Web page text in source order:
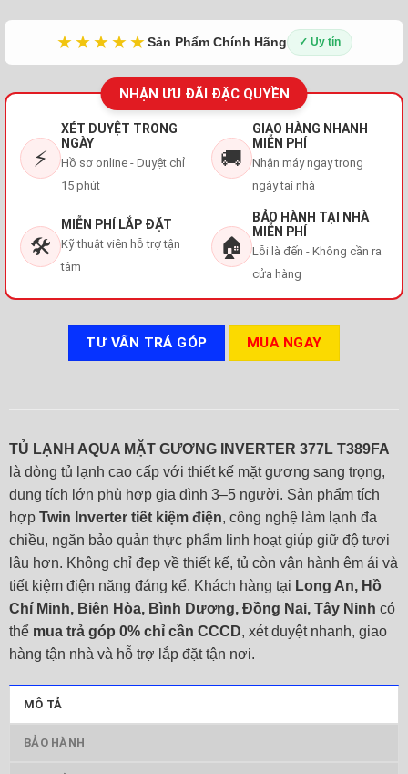
★★★★★Sản Phẩm Chính Hãng ✓ Uy tín
NHẬN ƯU ĐÃI ĐẶC QUYỀN
⚡
XÉT DUYỆT TRONG
NGÀY
Hồ sơ online - Duyệt chỉ
15 phút
🚚
GIAO HÀNG NHANH
MIỄN PHÍ
Nhận máy ngay trong
ngày tại nhà
🛠️
MIỄN PHÍ LẮP ĐẶT
Kỹ thuật viên hỗ trợ tận
tâm
🏠
BẢO HÀNH TẠI NHÀ
MIỄN PHÍ
Lỗi là đến - Không cần ra
cửa hàng
TƯ VẤN TRẢ GÓP MUA NGAY
TỦ LẠNH AQUA MẶT GƯƠNG INVERTER 377L T389FA
là dòng tủ lạnh cao cấp với thiết kế mặt gương sang trọng,
dung tích lớn phù hợp gia đình 3–5 người. Sản phẩm tích
hợp Twin Inverter tiết kiệm điện, công nghệ làm lạnh đa
chiều, ngăn bảo quản thực phẩm linh hoạt giúp giữ độ tươi
lâu hơn. Không chỉ đẹp về thiết kế, tủ còn vận hành êm ái và
tiết kiệm điện năng đáng kể. Khách hàng tại Long An, Hồ
Chí Minh, Biên Hòa, Bình Dương, Đồng Nai, Tây Ninh có
thể mua trả góp 0% chỉ cần CCCD, xét duyệt nhanh, giao
hàng tận nhà và hỗ trợ lắp đặt tận nơi.
MÔ TẢ
BẢO HÀNH